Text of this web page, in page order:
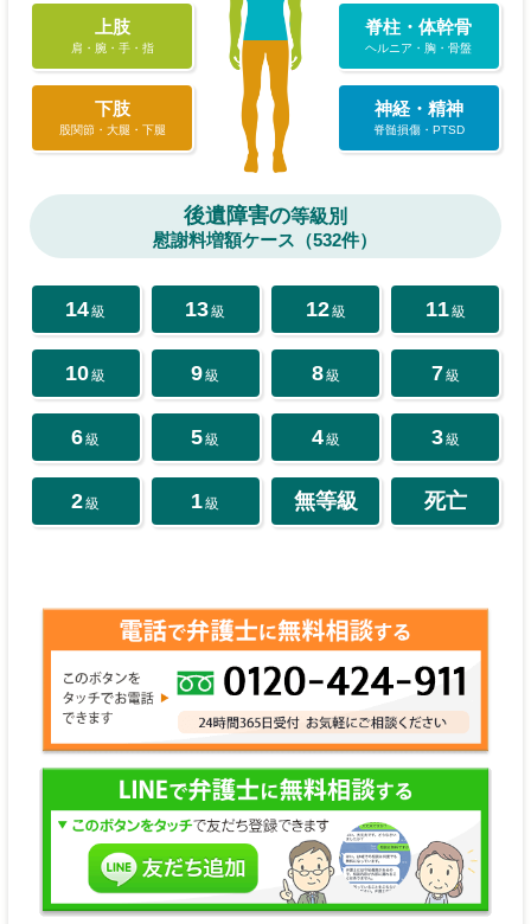
上肢
肩・腕・手・指
脊柱・体幹骨
ヘルニア・胸・骨盤
下肢
股関節・大腿・下腿
神経・精神
脊髄損傷・PTSD
後遺障害の等級別
慰謝料増額ケース（532件）
14級 13級 12級 11級
10級 9級 8級 7級
6級 5級 4級 3級
2級 1級 無等級 死亡